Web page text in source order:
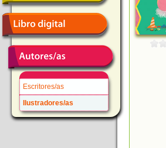
Escritores/as
Ilustradores/as